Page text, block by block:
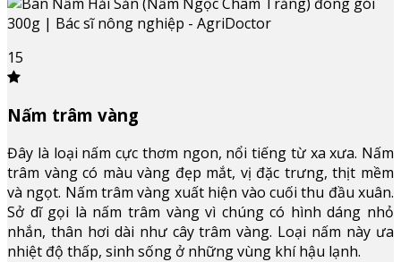
15
Nấm trâm vàng
Đây là loại nấm cực thơm ngon, nổi tiếng từ xa xưa. Nấm
trâm vàng có màu vàng đẹp mắt, vị đặc trưng, thịt mềm
và ngọt. Nấm trâm vàng xuất hiện vào cuối thu đầu xuân.
Sở dĩ gọi là nấm trâm vàng vì chúng có hình dáng nhỏ
nhắn, thân hơi dài như cây trâm vàng. Loại nấm này ưa
nhiệt độ thấp, sinh sống ở những vùng khí hậu lạnh.